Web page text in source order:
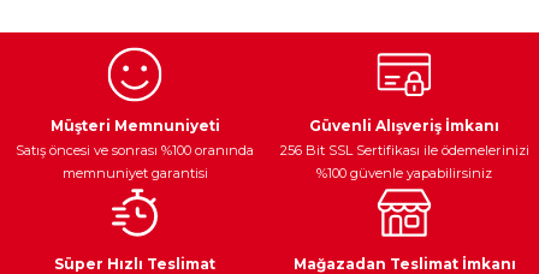
Egzoz Sistemi
Ateşleme Sistemi Araç Yağları
Müşteri Memnuniyeti
Satış öncesi ve sonrası %100 oranında
memnuniyet garantisi
Güvenli Alışveriş İmkanı
256 Bit SSL Sertifikası ile ödemelerinizi
%100 güvenle yapabilirsiniz
Süper Hızlı Teslimat Mağazadan Teslimat İmkanı